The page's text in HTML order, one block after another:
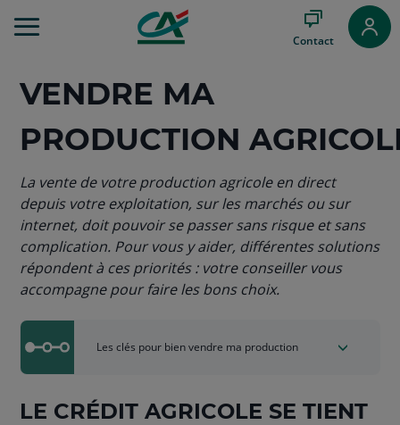
au
Contenu
Aller
Pied
page
Contact
VENDRE MA
PRODUCTION
La vente de votre production agricole en direct
depuis votre exploitation, sur les marchés ou sur
internet, doit pouvoir se passer sans risque et sans
complication. Pour vous y aider, différentes solutions
répondent à ces priorités : votre conseiller vous
accompagne pour faire les bons choix.
Les clés pour bien vendre ma production
LE CRÉDIT AGRICOLE SE TIENT